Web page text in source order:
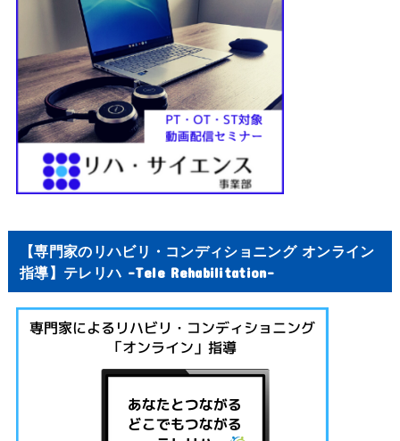
【専門家のリハビリ・コンディショニング オンライン
指導】テレリハ -Tele Rehabilitation-